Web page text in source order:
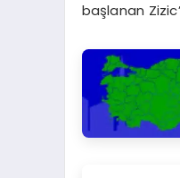
başlanan